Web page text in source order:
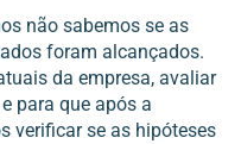
não sabemos se as
foram alcançados.
da empresa, avaliar
para que após a
verificar se as hipóteses